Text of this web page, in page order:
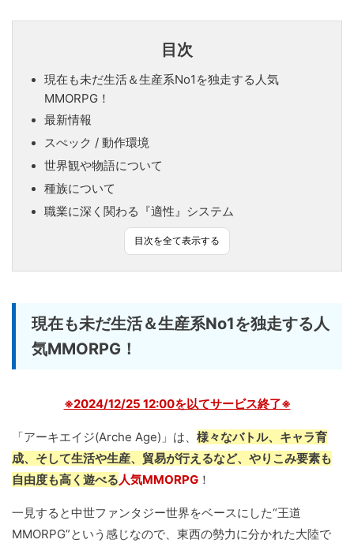
目次
現在も未だ生活＆生産系No1を独走する人気
MMORPG！
最新情報
スぺック / 動作環境
世界観や物語について
種族について
職業に深く関わる『適性』システム
目次を全て表示する
現在も未だ生活＆生産系No1を独走する人
気MMORPG！
※2024/12/25 12:00を以てサービス終了※
「アーキエイジ(Arche Age)」は、 様々なバトル、キャラ育
成、そして生活や生産、貿易が行えるなど、やりこみ要素も
自由度も高く遊べる人気MMORPG ！
一見すると中世ファンタジー世界をベースにした“王道
MMORPG”という感じなので、東西の勢力に分かれた大陸で